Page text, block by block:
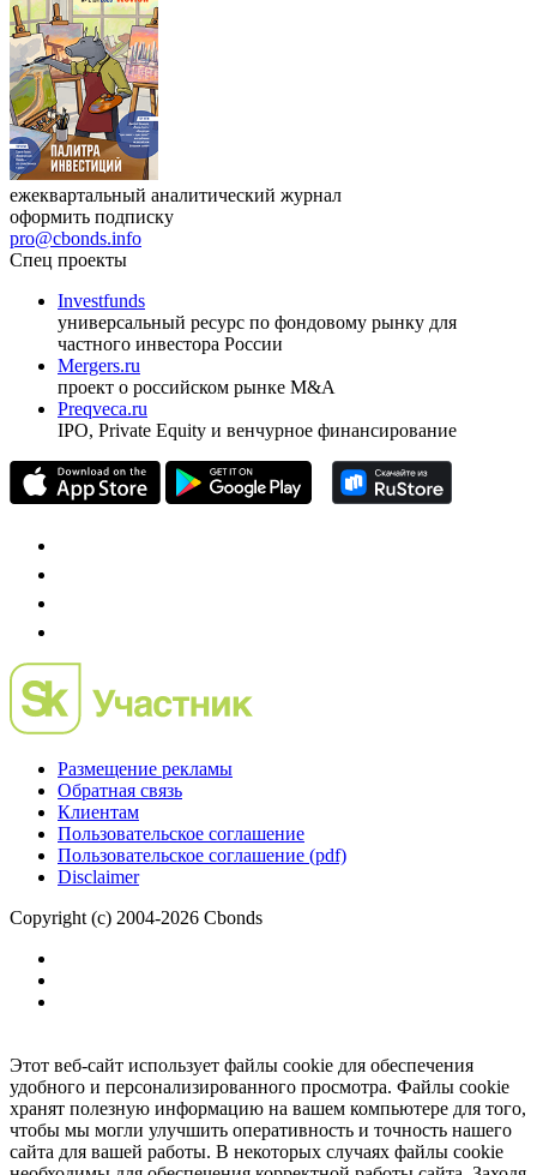
ЖурналCbonds Review
ежеквартальный аналитический журнал
оформить подписку
pro@cbonds.info
Спец проекты
Investfunds
универсальный ресурс по фондовому рынку для
частного инвестора России
проект о российском рынке M&A
Preqveca.ru
Размещение рекламы
Обратная связь
Пользовательское соглашение
Copyright (c) 2004-2026 Cbonds
Этот веб-сайт использует файлы cookie для обеспечения
удобного и персонализированного просмотра. Файлы cookie